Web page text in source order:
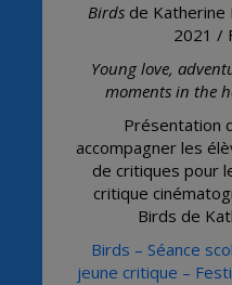
Birds de
2021 /
Young love,
moments in the
Présentation
accompagner les
de critiques pour
critique
Birds de
Birds – Séance
jeune critique –